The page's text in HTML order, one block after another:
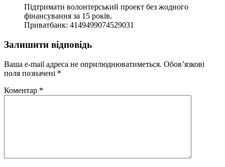
Підтримати волонтерський проект без жодного
фінансування за 15 років.
Приватбанк: 4149499074529031
Залишити відповідь
Ваша e-mail адреса не оприлюднюватиметься. Обов’язкові
поля позначені *
Коментар *